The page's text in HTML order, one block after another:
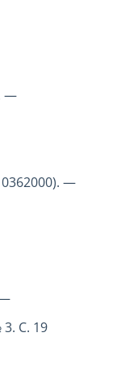
—
—
С. 19